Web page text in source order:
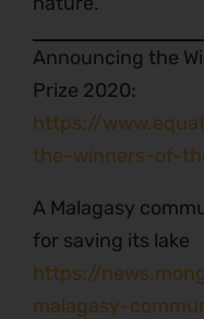
Announcing the
Prize 2020:
https://
the-winners-of-
A Malagasy
for saving its lake
https://
malagasy-